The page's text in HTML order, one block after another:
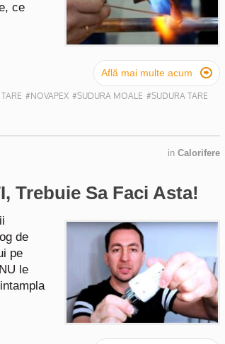
ce
Află mai multe acum 
#NOVAPEX #SUDURA MOALE #SUDURA TARE
in Calorifere
Trebuie Sa Faci Asta!
de
pe
le